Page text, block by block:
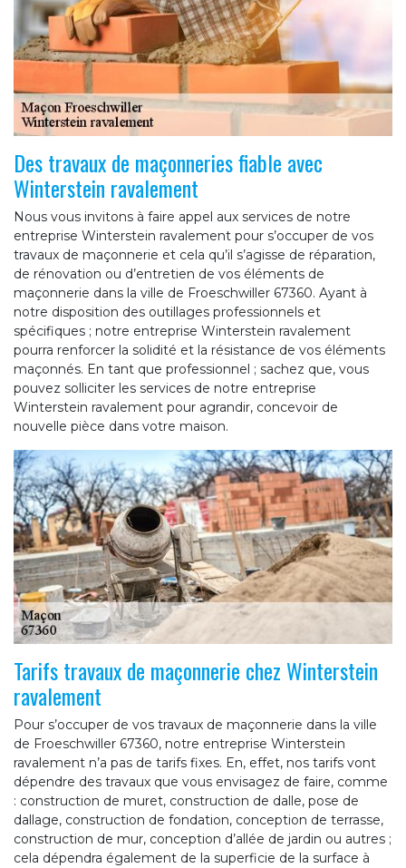
Des travaux de maçonneries fiable avec
Winterstein ravalement
Nous vous invitons à faire appel aux services de notre
entreprise Winterstein ravalement pour s’occuper de vos
travaux de maçonnerie et cela qu’il s’agisse de réparation,
de rénovation ou d’entretien de vos éléments de
maçonnerie dans la ville de Froeschwiller 67360. Ayant à
notre disposition des outillages professionnels et
spécifiques ; notre entreprise Winterstein ravalement
pourra renforcer la solidité et la résistance de vos éléments
maçonnés. En tant que professionnel ; sachez que, vous
pouvez solliciter les services de notre entreprise
Winterstein ravalement pour agrandir, concevoir de
nouvelle pièce dans votre maison.
Tarifs travaux de maçonnerie chez Winterstein
ravalement
Pour s’occuper de vos travaux de maçonnerie dans la ville
de Froeschwiller 67360, notre entreprise Winterstein
ravalement n’a pas de tarifs fixes. En, effet, nos tarifs vont
dépendre des travaux que vous envisagez de faire, comme
: construction de muret, construction de dalle, pose de
dallage, construction de fondation, conception de terrasse,
construction de mur, conception d’allée de jardin ou autres ;
cela dépendra également de la superficie de la surface à